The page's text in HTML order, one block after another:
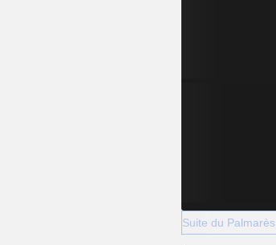
Suite du Palmarès